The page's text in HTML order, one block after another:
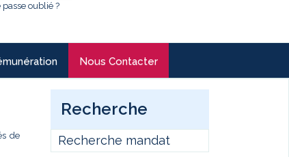
passe oublié ?
Nous Contacter
de
Recherche
Recherche mandat